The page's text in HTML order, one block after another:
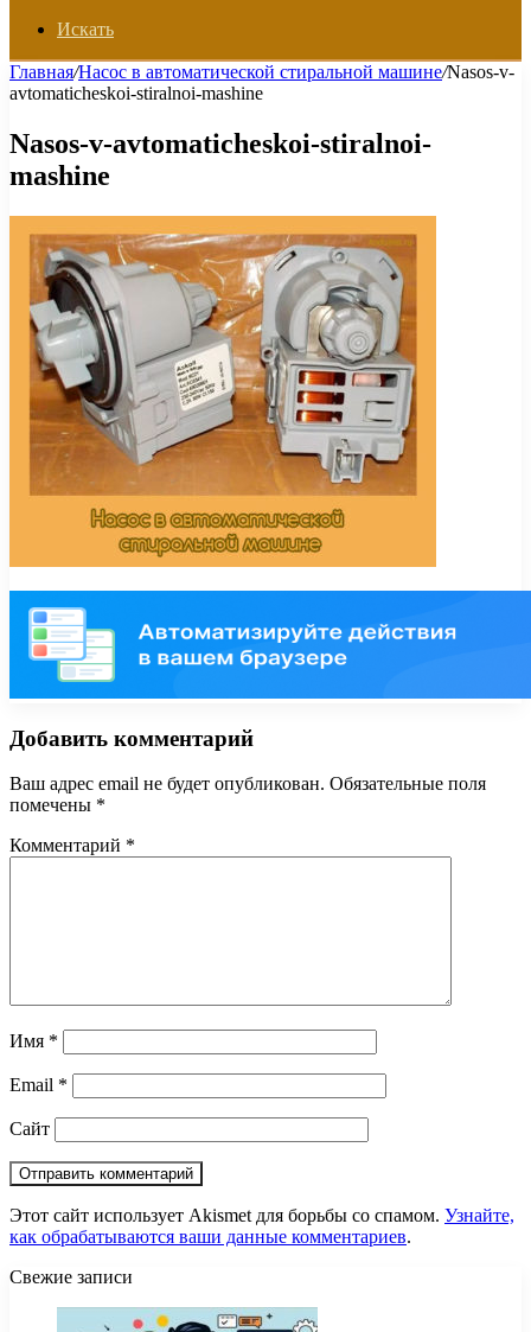
Искать
Главная/Насос в автоматической стиральной машине/Nasos-v-
avtomaticheskoi-stiralnoi-mashine
Nasos-v-avtomaticheskoi-stiralnoi-
mashine
Добавить комментарий
Ваш адрес email не будет опубликован. Обязательные поля
помечены *
Комментарий *
Имя *
Email *
Сайт
Этот сайт использует Akismet для борьбы со спамом. Узнайте,
как обрабатываются ваши данные комментариев.
Свежие записи